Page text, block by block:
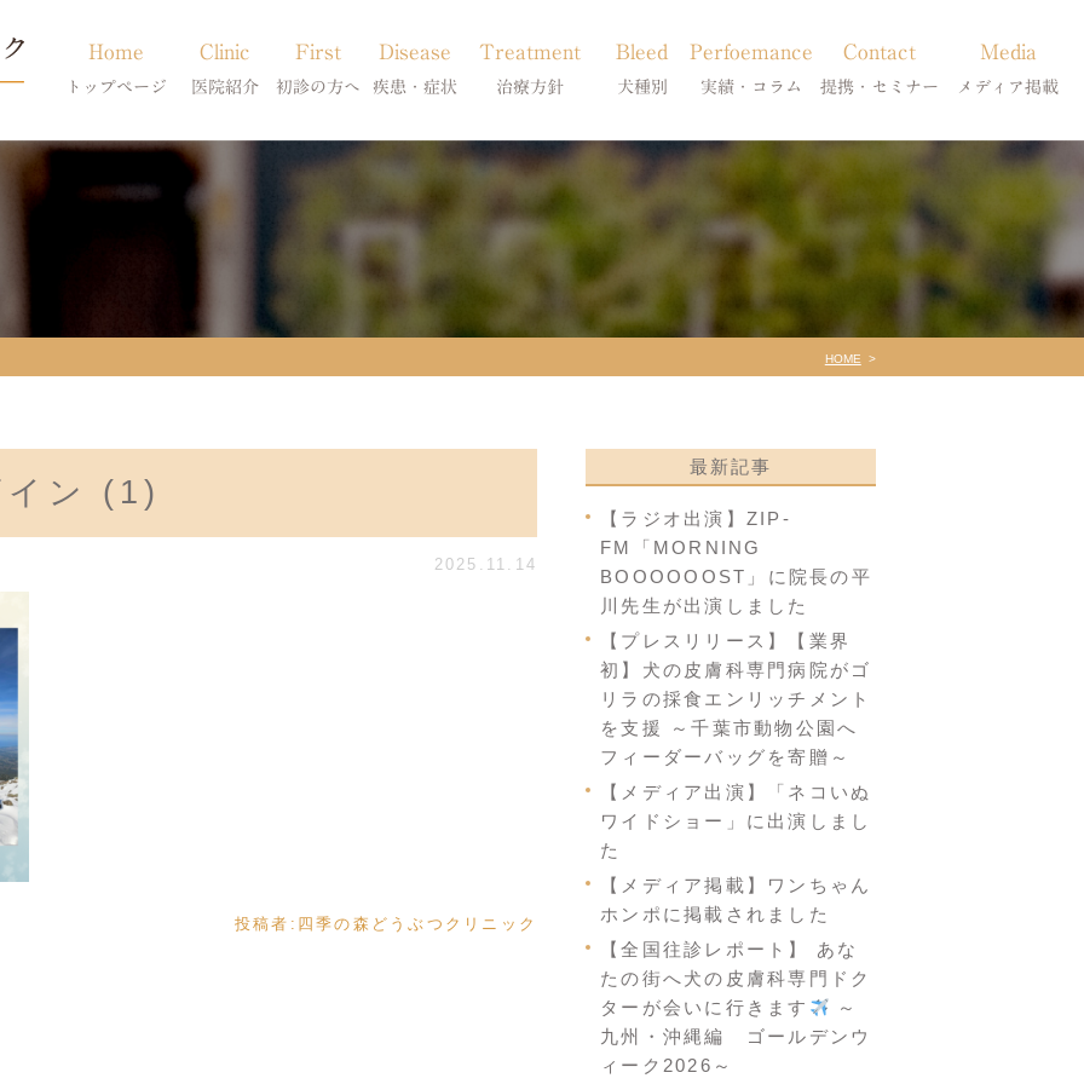
Home
トップページ
Clinic
医院紹介
当院のご紹介
First
初診の方へ
Disease
疾患・症状
アトピー・アレルギー
膿皮症・脂漏症
脱毛症・アロペシアX
Treatment
治療方針
皮膚科特別診療
スキンケア療法
Bleed
犬種別
柴犬の皮膚病
シーズーの皮膚病
フレンチブルドッグの皮膚病
Perfoemance
実績・コラム
犬種別
症状別
Contact
提携・セミナー
診療提携・セミナー開催
Media
メディア掲載
メディア掲載
HOME
イン (1)
2025.11.14
投稿者: 四季の森どうぶつクリニック
最新記事
【ラジオ出演】ZIP-
FM「MORNING
BOOOOOOST」に院長の平
川先生が出演しました
【プレスリリース】【業界
初】犬の皮膚科専門病院がゴ
リラの採食エンリッチメント
を支援 ～千葉市動物公園へ
フィーダーバッグを寄贈～
【メディア出演】「ネコいぬ
ワイドショー」に出演しまし
た
【メディア掲載】ワンちゃん
ホンポに掲載されました
【全国往診レポート】 あな
たの街へ犬の皮膚科専門ドク
ターが会いに行きます
～
九州・沖縄編 ゴールデンウ
ィーク2026～